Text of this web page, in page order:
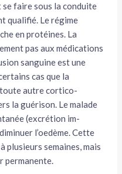
faire sous la conduite
qualifié. Le régime
en protéines. La
pas aux médications
sanguine est une
cas que la
autre cortico-
la guérison. Le malade
(excrétion im­
l’oedème. Cette
plusieurs semaines, mais
permanente.